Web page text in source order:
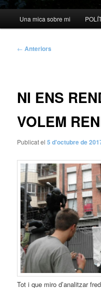
Una mica sobre mi
Navegació
← Anteriors
NI ENS
VOLEM
Publicat el5 d'octubre de
Tot i que miro d’analitzar